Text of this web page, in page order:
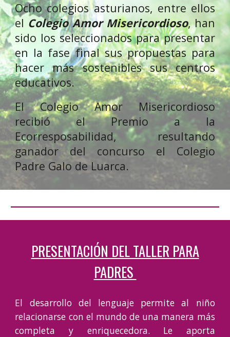
Ocho colegios asturianos, entre ellos
el Colegio Amor Misericordioso, han
sido los seleccionados para presentar
en la fase final sus propuestas para
hacer más sostenibles sus centros
educativos.
El Colegio Amor Misericordioso
recibió el Premio a la
Ecorresposabilidad, resultando
ganador del concurso el Colegio
Padre Galo de Luarca.
PRESENTACIÓN DEL TALLER PARA
PADRES
El desarrollo del lenguaje permite al niño
relacionarse con el mundo de una manera más
completa y enriquecedora. Le aporta